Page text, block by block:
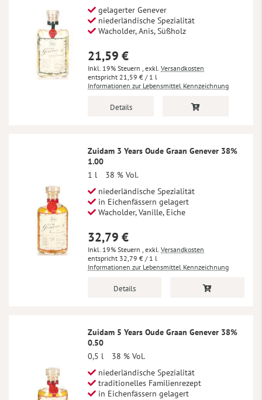
gelagerter Genever
niederländische Spezialität
Wacholder, Anis, Süßholz
21,59 €
Inkl. 19% Steuern , exkl. Versandkosten
21,59 € / 1 l
Informationen zur Lebensmittel Kennzeichnung
Details
Zuidam 3 Years Oude Graan Genever 38%
1.00
1 l
38 % Vol.
niederländische Spezialität
in Eichenfässern gelagert
Wacholder, Vanille, Eiche
32,79 €
Inkl. 19% Steuern , exkl. Versandkosten
32,79 € / 1 l
Informationen zur Lebensmittel Kennzeichnung
Details
Zuidam 5 Years Oude Graan Genever 38%
0.50
0,5 l
38 % Vol.
niederländische Spezialität
traditionelles Familienrezept
in Eichenfässern gelagert